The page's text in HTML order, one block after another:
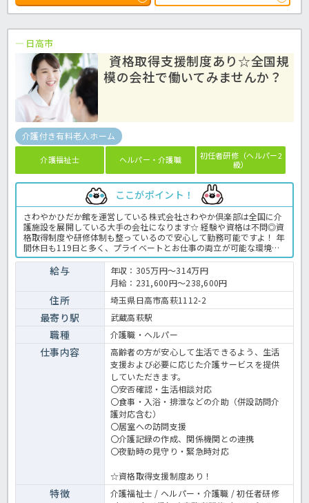
日高市
資格取得支援制度あり☆全国規
模の会社で働いてみませんか？
介護付き有料老人ホーム
介護福祉士 ヘルパー・介護職
初任者研修（ヘルパー2
級）
ここがポイント！
さわやかひだか館を運営している株式会社さわやか倶楽部は全国に介
護施設を展開している大手の会社になります☆ 経験や資格は不問◎資
格取得制度や研修体制も整っているので安心して勤務可能ですよ！ 年
間休日も119日と多く、プライベートとお仕事の両立が可能な環境に
なります☆ 定年が65歳で長く勤務することも可能で、65歳以降も条
件面は変わらずに働けるので安心の職場です〇 求人が気になる方は是
非ほっ介護までお問い合わせください！ 有料老人ホームでの介護業務
全般です。 ＜介護職 正職員 有料老人ホームの求人＞
給与
年収：305万円～314万円
月給：231,600円～238,600円
住所 埼玉県日高市高萩1112-2
最寄り駅 武蔵高萩駅
職種 介護職・ヘルパー
仕事内容
高齢者の方が安心して生活できるよう、生活
支援および必要に応じた介護サービスを提供
していただきます。
〇安否確認・生活相談対応
〇食事・入浴・排泄などの介助（併設訪問介
護対応含む）
〇居室への訪問支援
〇介護記録の作成、関係機関との連携
〇夜勤時の見守り・緊急時対応
☆資格取得支援制度あり！
特徴
介護福祉士 / ヘルパー・介護職 / 初任者研修